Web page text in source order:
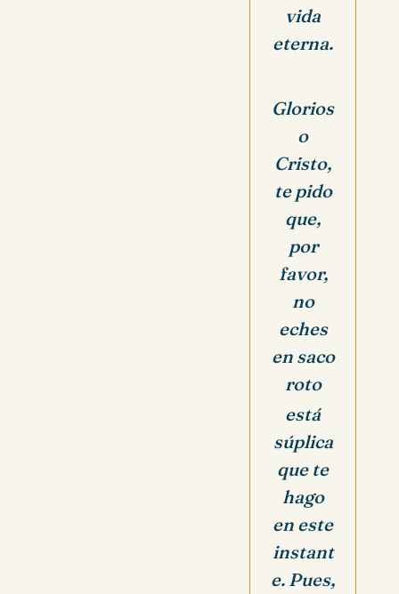
vida
eterna.
Glorios
o
Cristo,
te pido
que,
por
favor,
no
eches
en saco
roto
está
súplica
que te
hago
en este
instant
e. Pues,